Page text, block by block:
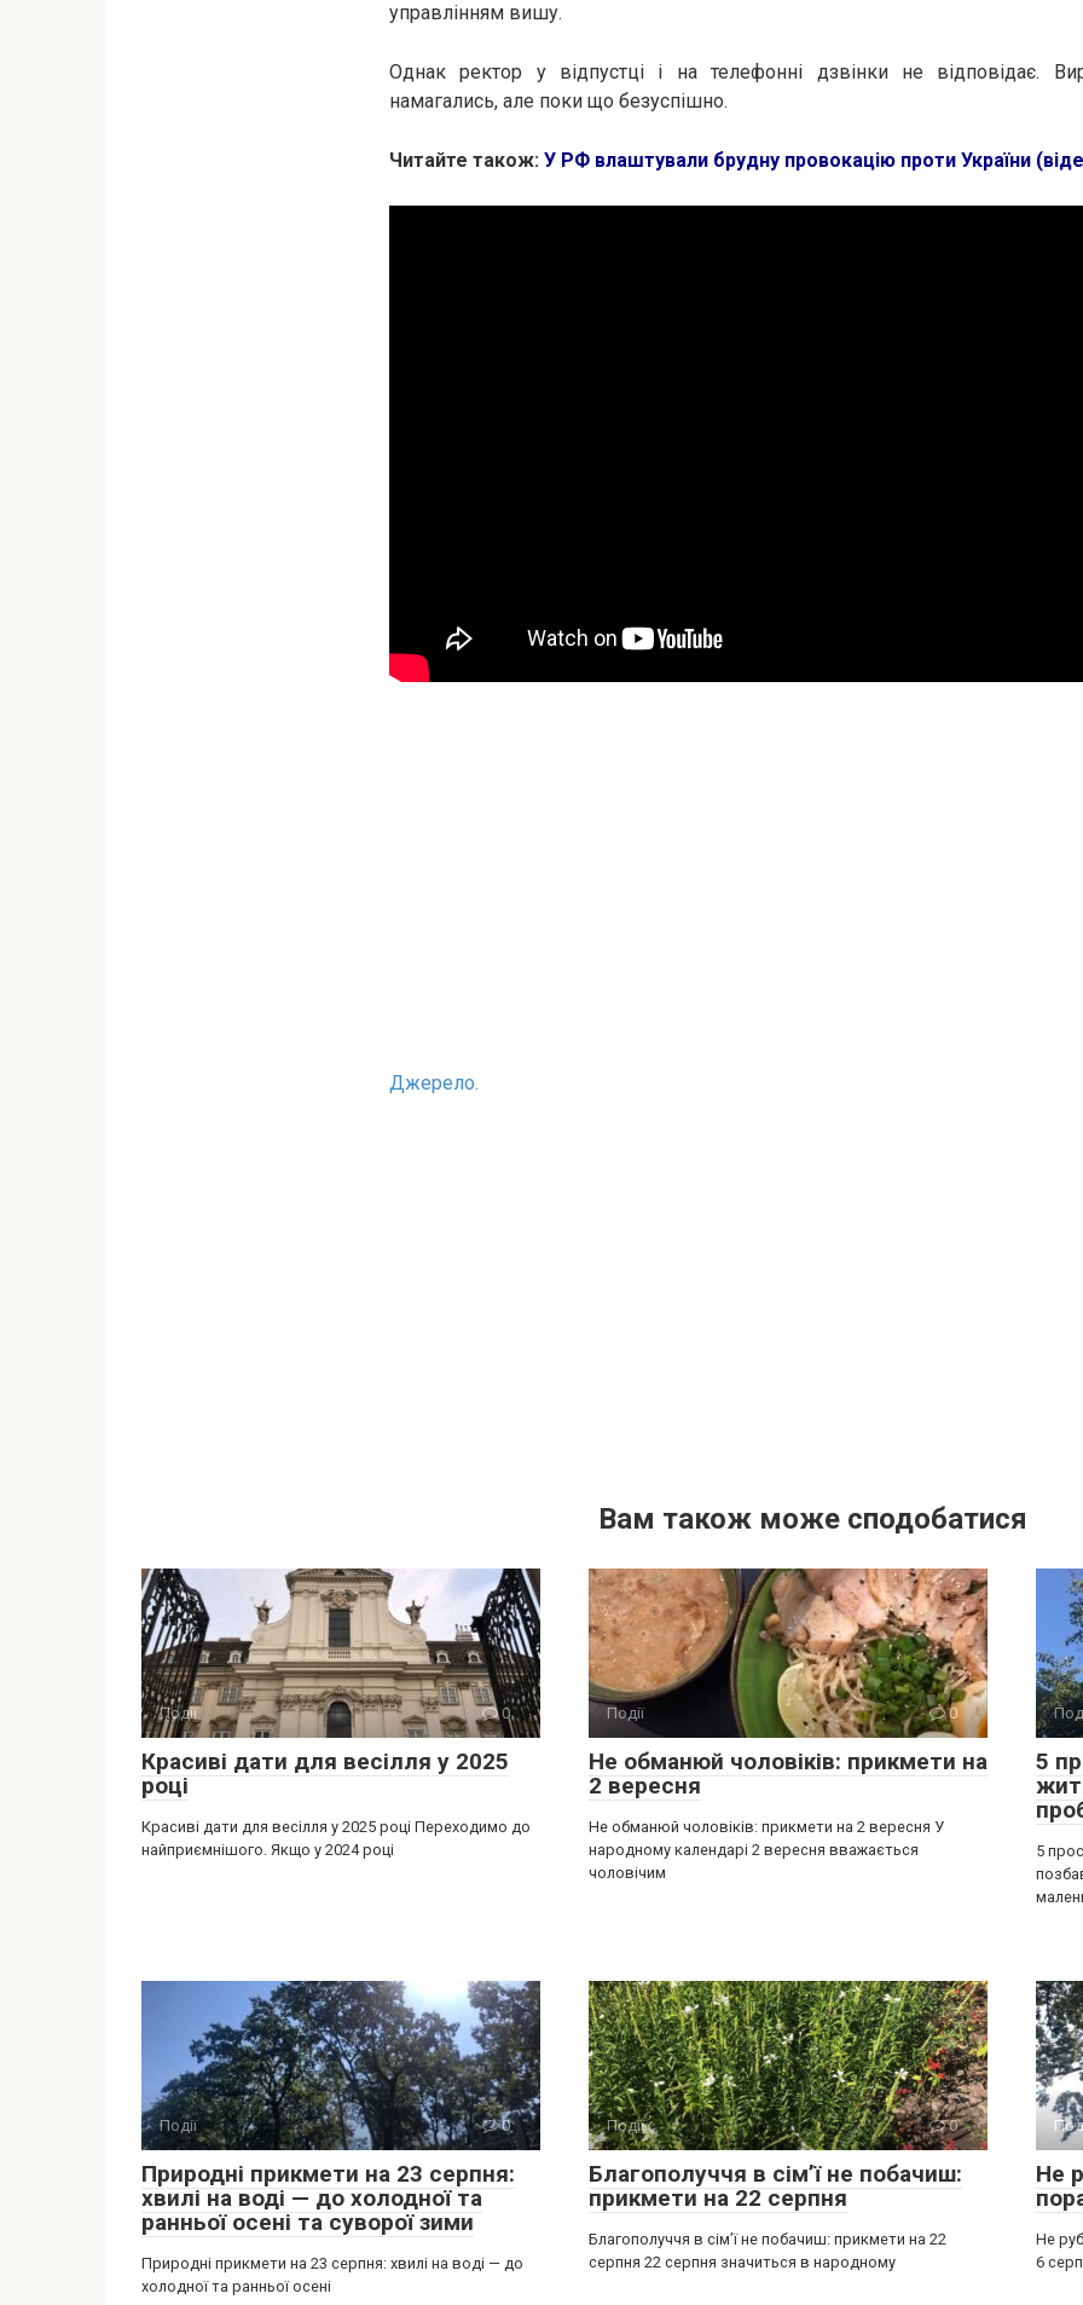
управлінням вишу.
Однак ректор у відпустці і на телефонні дзвінки не відповідає.
намагались, але поки що безуспішно.
Читайте також: У РФ влаштували брудну провокацію проти України
Джерело.
Вам також може сподобатися
Події 0
Красиві дати для весілля у 2025
році
Красиві дати для весілля у 2025 році Переходимо до
найприємнішого. Якщо у 2024 році
Події 0
Не обманюй чоловіків: прикмети на
2 вересня
Не обманюй чоловіків: прикмети на 2 вересня У
народному календарі 2 вересня вважається
чоловічим
5
5
Події 0
Природні прикмети на 23 серпня:
хвилі на воді — до холодної та
ранньої осені та суворої зими
Природні прикмети на 23 серпня: хвилі на воді — до
холодної та ранньої осені
Події 0
Благополуччя в сім’ї не побачиш:
прикмети на 22 серпня
Благополуччя в сім’ї не побачиш: прикмети на 22
серпня 22 серпня значиться в народному
Не
Не
6